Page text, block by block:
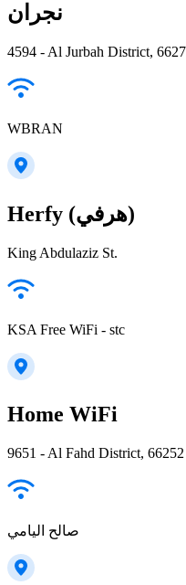
‏نجران
4594 - Al Jurbah District,
WBRAN
Herfy (هرفي)
King Abdulaziz St.
KSA Free WiFi - stc
Home WiFi
9651 - Al Fahd District,
صالح اليامي